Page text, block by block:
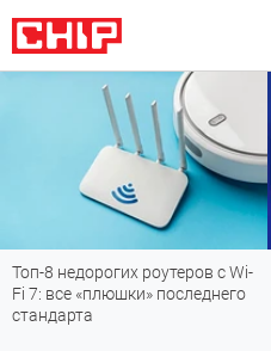
Топ-8 недорогих роутеров с Wi-
Fi 7: все «плюшки» последнего
стандарта